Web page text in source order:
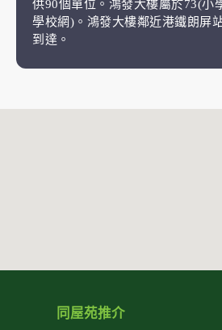
供90個單位。鴻發大樓屬於73(小
學校網)。鴻發大樓鄰近港鐵朗屏
到達。
同屋苑推介